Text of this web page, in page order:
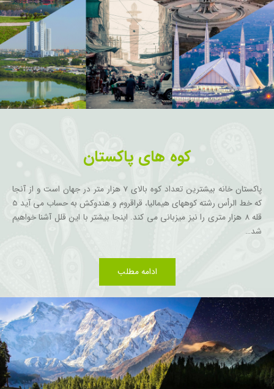
کوه های پاکستان
پاکستان خانه بیشترین تعداد کوه بالای 7 هزار متر در جهان است و از آنجا
که خط الرأس رشته کوههای هیمالیا، قراقروم و هندوکش به حساب می آید 5
قله 8 هزار متری را نیز میزبانی می کند. اینجا بیشتر با این قلل آشنا خواهیم
شد…
ادامه مطلب